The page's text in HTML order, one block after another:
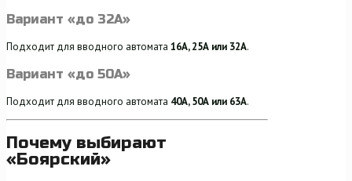
Вариант «до 32А»
Подходит для вводного автомата 16А, 25А или 32А.
Вариант «до 50А»
Подходит для вводного автомата 40А, 50А или 63А.
Почему выбирают
«Боярский»